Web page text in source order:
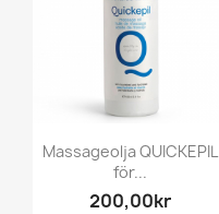
Massageolja QUICKEPIL
för...
200,00kr